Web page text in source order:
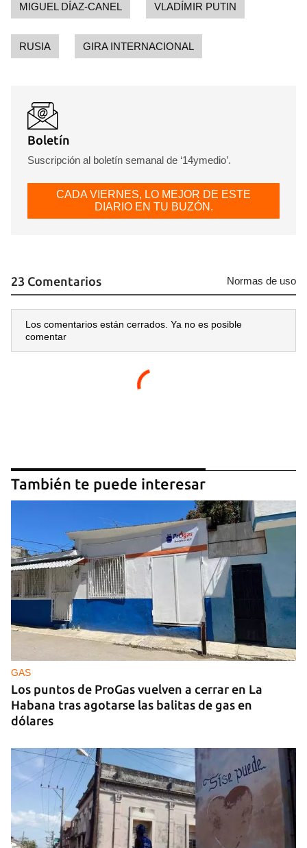
MIGUEL DÍAZ-CANEL VLADÍMIR PUTIN
RUSIA GIRA INTERNACIONAL
Boletín
Suscripción al boletín semanal de ‘14ymedio’.
CADA VIERNES, LO MEJOR DE ESTE
DIARIO EN TU BUZÓN.
23 Comentarios Normas de uso
Los comentarios están cerrados. Ya no es posible
comentar
También te puede interesar
GAS
Los puntos de ProGas vuelven a cerrar en La
Habana tras agotarse las balitas de gas en
dólares